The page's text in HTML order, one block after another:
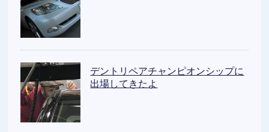
デントリペアチャンピオンシップに
出場してきたよ